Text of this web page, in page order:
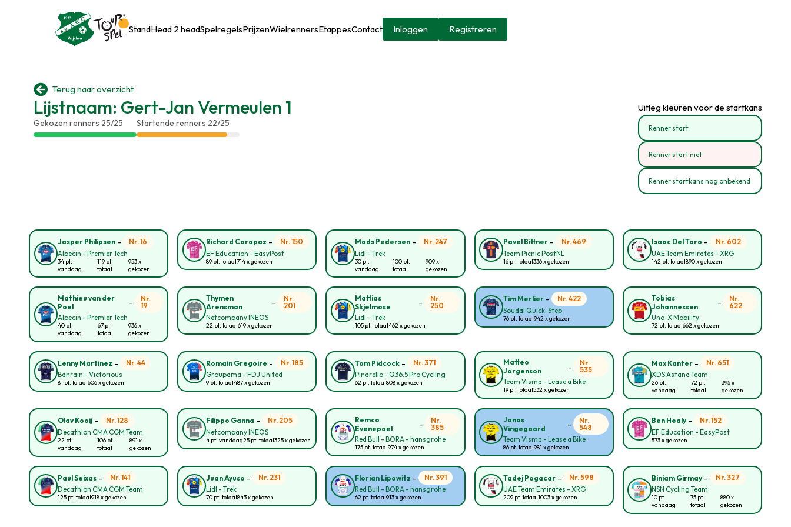
StandHead 2 headSpelregelsPrijzenWielrennersEtappesContact Inloggen Registreren
 Terug naar overzicht
Lijstnaam: Gert-Jan Vermeulen 1
Gekozen renners 25/25 Startende renners 22/25
Uitleg kleuren voor de startkans
Renner start
Renner start niet
Renner startkans nog onbekend
Jasper Philipsen -
Nr. 16
Alpecin - Premier Tech
34 pt.
vandaag
119 pt.
totaal
953 x
gekozen
Richard Carapaz -
Nr. 150
EF Education - EasyPost
89 pt. totaal714 x gekozen
Mads Pedersen-
Nr. 247
Lidl - Trek
30 pt.
vandaag
100 pt.
totaal
909 x
gekozen
Pavel Bittner-
Nr. 469
Team Picnic PostNL
16 pt. totaal336 x gekozen
Isaac Del Toro -
Nr. 602
UAE Team Emirates - XRG
142 pt. totaal890 x gekozen
Mathieu van der
Poel
-
Nr.
19
Alpecin - Premier Tech
40 pt.
vandaag
67 pt.
totaal
936 x
gekozen
Thymen
Arensman
-
Nr.
201
Netcompany INEOS
22 pt. totaal619 x gekozen
Mattias
Skjelmose
-
Nr.
250
Lidl - Trek
105 pt. totaal462 x gekozen
Tim Merlier-
Nr. 422
Soudal Quick-Step
76 pt. totaal942 x gekozen
Tobias
Johannessen
-
Nr.
622
Uno-X Mobility
72 pt. totaal662 x gekozen
Lenny Martinez -
Nr. 44
Bahrain - Victorious
81 pt. totaal606 x gekozen
Romain Gregoire -
Nr. 185
Groupama - FDJ United
9 pt. totaal487 x gekozen
Tom Pidcock-
Nr. 371
Pinarello - Q36.5 Pro Cycling
62 pt. totaal808 x gekozen
Matteo
Jorgenson
-
Nr.
535
Team Visma - Lease a Bike
19 pt. totaal532 x gekozen
Max Kanter-
Nr. 651
XDS Astana Team
26 pt.
vandaag
72 pt.
totaal
395 x
gekozen
Olav Kooij -
Nr. 128
Decathlon CMA CGM Team
22 pt.
vandaag
106 pt.
totaal
891 x
gekozen
Filippo Ganna -
Nr. 205
Netcompany INEOS
4 pt. vandaag25 pt. totaal325 x gekozen
Remco
Evenepoel
-
Nr.
385
Red Bull - BORA - hansgrohe
175 pt. totaal974 x gekozen
Jonas
Vingegaard
-
Nr.
548
Team Visma - Lease a Bike
86 pt. totaal981 x gekozen
Ben Healy-
Nr. 152
EF Education - EasyPost
573 x gekozen
Paul Seixas -
Nr. 141
Decathlon CMA CGM Team
125 pt. totaal918 x gekozen
Juan Ayuso -
Nr. 231
Lidl - Trek
70 pt. totaal843 x gekozen
Florian Lipowitz -
Nr. 391
Red Bull - BORA - hansgrohe
62 pt. totaal913 x gekozen
Tadej Pogacar-
Nr. 598
UAE Team Emirates - XRG
209 pt. totaal1003 x gekozen
Biniam Girmay-
Nr. 327
NSN Cycling Team
10 pt.
vandaag
75 pt.
totaal
880 x
gekozen